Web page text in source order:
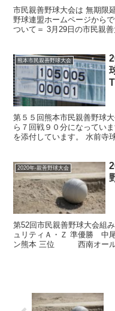
市民親善野球大会は 無期限
野球連盟ホームページか
ついて＝ 3月29日の市民親
熊本市民親善野球大会
第５５回熊本市民親善野球
ら７回戦９０分になってい
を添付しています。 水前
2020年-親善野球大会
第52回市民親善野球大会
ュリティＡ・Ｚ 準優勝
ン熊本 三位 西南オール